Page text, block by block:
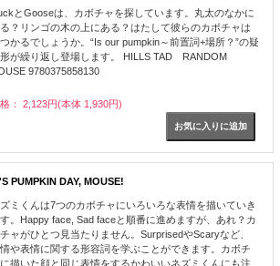
とGooseは、カボチャを探しています。丸太のなかに
？リンゴの木の上にある？はたして彼らのカボチャは
つかるでしょうか。“Is our pumpkin～前置詞+場所？”の疑
が繰り返し登場します。 HILLS TAD RANDOM
9780375858130
： 2,123円(本体 1,930円)
PUMPKIN DAY, MOUSE!
ミくんは7つのカボチャにいろいろな表情を描いていき
す。Happy face, Sad faceと順番に進めますが、あれ？カ
ャがひとつ見当たりません。SurprisedやScaryなど、
や表情に関する形容詞を学ぶことができます。カボチ
描いた顔と同じ表情をするかわいいネズミくんにも注